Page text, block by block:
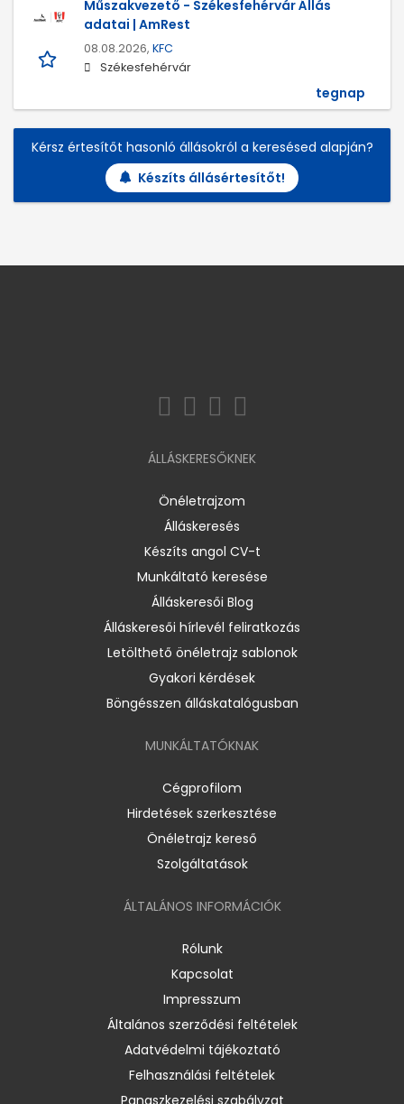
Műszakvezető - Székesfehérvár Állás
adatai | AmRest
08.08.2026, KFC
Székesfehérvár
tegnap
Kérsz értesítőt hasonló állásokról a keresésed alapján?
Készíts állásértesítőt!
ÁLLÁSKERESŐKNEK
Önéletrajzom
Álláskeresés
Készíts angol CV-t
Munkáltató keresése
Álláskeresői Blog
Álláskeresői hírlevél feliratkozás
Letölthető önéletrajz sablonok
Gyakori kérdések
Böngésszen álláskatalógusban
MUNKÁLTATÓKNAK
Cégprofilom
Hirdetések szerkesztése
Önéletrajz kereső
Szolgáltatások
ÁLTALÁNOS INFORMÁCIÓK
Rólunk
Kapcsolat
Impresszum
Általános szerződési feltételek
Adatvédelmi tájékoztató
Felhasználási feltételek